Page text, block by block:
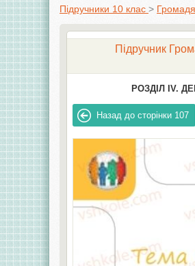
Підручники 10 клас >
Підручник
РОЗДІЛ IV.
Назад до сторінки 107